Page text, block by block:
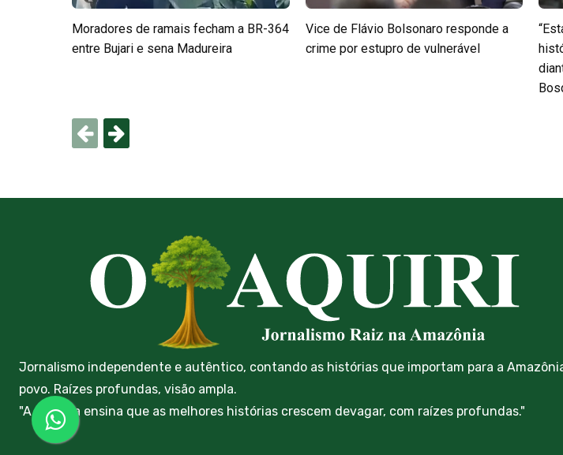
Moradores de ramais fecham a BR-364
entre Bujari e sena Madureira
Vice de Flávio Bolsonaro responde a
crime por estupro de vulnerável
Jornalismo independente e autêntico, contando as histórias que importam para a
povo. Raízes profundas, visão ampla.
"A floresta ensina que as melhores histórias crescem devagar, com raízes profundas."